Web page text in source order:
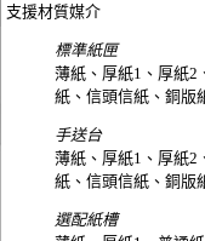
支援材質媒介
標準紙匣
薄紙、厚紙1、厚紙2
紙、信頭信紙、銅版
手送台
薄紙、厚紙1、厚紙2
紙、信頭信紙、銅版
選配紙槽